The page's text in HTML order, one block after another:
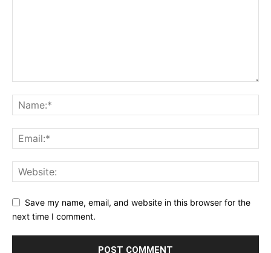
Save my name, email, and website in this browser for the
next time I comment.